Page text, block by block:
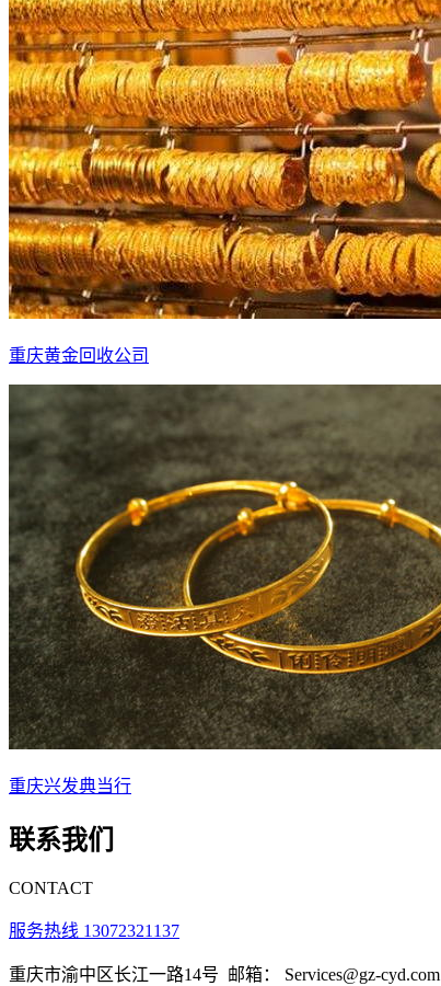
重庆黄金回收公司
重庆兴发典当行
联系我们
CONTACT
服务热线 13072321137
重庆市渝中区长江一路14号 邮箱： Services@gz-cyd.com